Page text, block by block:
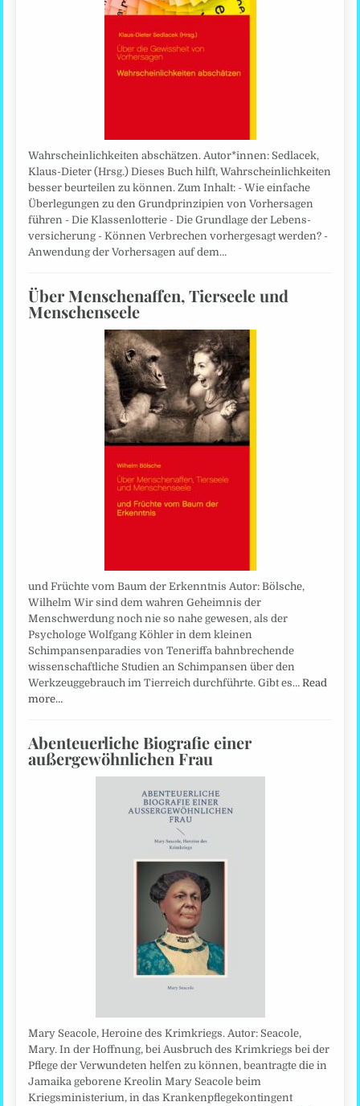
Wahrscheinlichkeiten abschätzen. Autor*innen: Sedlacek,
Klaus-Dieter (Hrsg.) Dieses Buch hilft, Wahrscheinlichkeiten
besser beurteilen zu können. Zum Inhalt: - Wie einfache
Überlegungen zu den Grundprinzipien von Vorhersagen
führen - Die Klassenlotterie - Die Grundlage der Lebens­
versicherung - Können Verbrechen vorhergesagt werden? -
Anwendung der Vorhersagen auf dem…
Über Menschenaffen, Tierseele und
Menschenseele
und Früchte vom Baum der Erkenntnis Autor: Bölsche,
Wilhelm Wir sind dem wahren Geheimnis der
Menschwerdung noch nie so nahe gewesen, als der
Psychologe Wolfgang Köhler in dem kleinen
Schimpansenparadies von Teneriffa bahnbrechende
wissenschaftliche Studien an Schimpansen über den
Werkzeuggebrauch im Tierreich durchführte. Gibt es…Read
more…
Abenteuerliche Biografie einer
außergewöhnlichen Frau
Mary Seacole, Heroine des Krimkriegs. Autor: Seacole,
Mary. In der Hoffnung, bei Ausbruch des Krimkriegs bei der
Pflege der Verwundeten helfen zu können, beantragte die in
Jamaika geborene Kreolin Mary Seacole beim
Kriegsministerium, in das Krankenpflegekontingent